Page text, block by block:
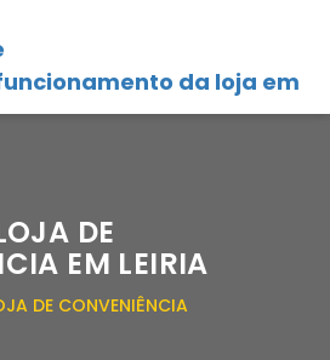
da loja em
DE
EM LEIRIA
DE CONVENIÊNCIA